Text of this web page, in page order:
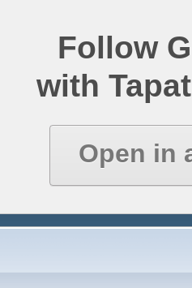
Follow
with
Open in